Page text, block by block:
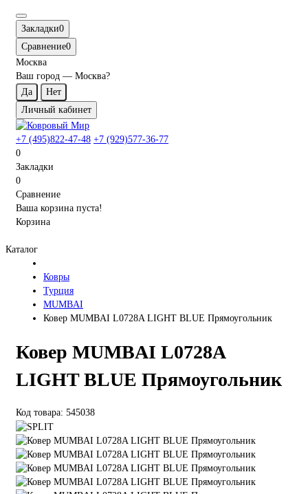
Закладки0
Сравнение0
Москва
Ваш город — Москва?
Личный кабинет
+7 (495)822-47-48 +7 (929)577-36-77
0
Закладки
0
Сравнение
Ваша корзина пуста!
Корзина
Каталог
Ковры
Турция
MUMBAI
Ковер MUMBAI L0728A LIGHT BLUE Прямоугольник
Ковер MUMBAI L0728A
LIGHT BLUE Прямоугольник
Код товара: 545038